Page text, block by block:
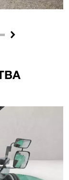
Next